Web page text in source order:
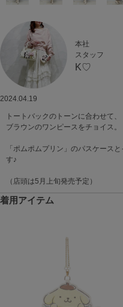
本社
スタッフ
K♡
2024.04.19
トートバックのトーンに合わせて、
ブラウンのワンピースをチョイス。
「ポムポムプリン」のパスケース
す♪
（店頭は5月上旬発売予定）
着用アイテム